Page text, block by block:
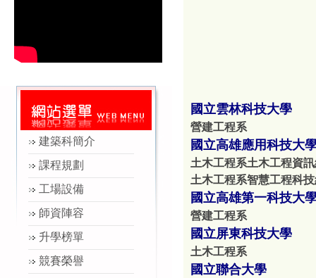
建築科簡介
課程規劃
工場設備
師資陣容
升學榜單
競賽榮譽
國立雲林科技大學
營建工程系
國立高雄應用科技大
土木工程系土木工程資
土木工程系智慧工程科
國立高雄第一科技大
營建工程系
國立屏東科技大學
土木工程系
國立聯合大學